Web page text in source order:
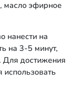
масло эфирное
нанести на
на 3-5 минут,
Для достижения
использовать